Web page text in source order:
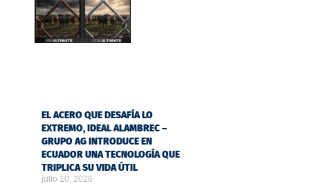
EL ACERO QUE DESAFÍA LO
EXTREMO, IDEAL ALAMBREC –
GRUPO AG INTRODUCE EN
ECUADOR UNA TECNOLOGÍA QUE
TRIPLICA SU VIDA ÚTIL
julio 10, 2026